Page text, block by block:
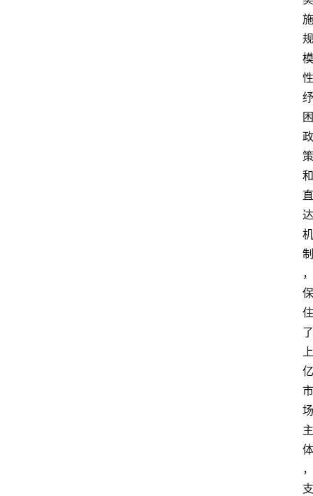
施
规
模
性
纾
困
政
策
和
直
达
机
制
，
保
住
了
上
亿
市
场
主
体
，
支